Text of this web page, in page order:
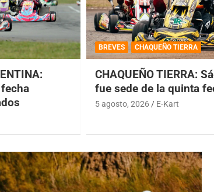
BREVES CHAQUEÑO TIERRA
CHAQUEÑO TIERRA:
fue sede de la quinta
5 agosto, 2026 E-Kart